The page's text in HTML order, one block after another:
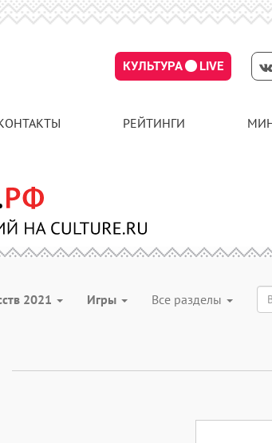
КУЛЬТУРА LIVE
РЕЙТИНГИ
2021 Игры Все разделы